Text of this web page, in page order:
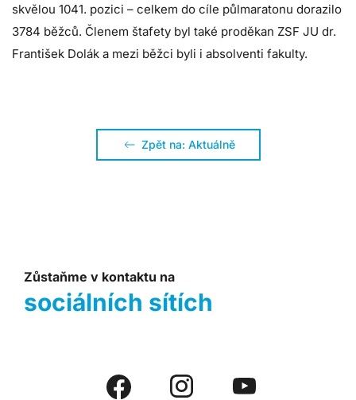
skvělou 1041. pozici – celkem do cíle půlmaratonu dorazilo
3784 běžců. Členem štafety byl také proděkan ZSF JU dr.
František Dolák a mezi běžci byli i absolventi fakulty.
Zpět na: Aktuálně
Zůstaňme v kontaktu na
sociálních sítích